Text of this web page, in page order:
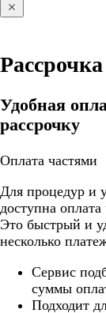
Рассрочка
Удобная
рассрочку
Оплата частями
Для процедур и
доступна
Это быстрый и
несколько
Cервис
суммы
Подходит